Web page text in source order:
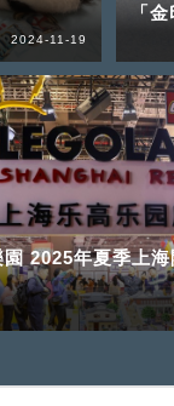
2024-11-19
「
2025年夏季上